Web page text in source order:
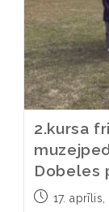
2.kursa
Dobeles
17.